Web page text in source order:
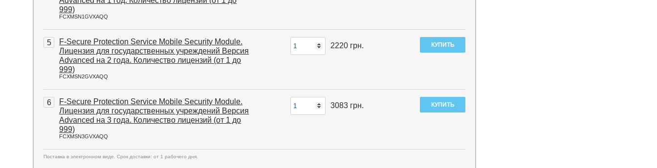
999)
FCXMSN1GVXAQQ
5
F-Secure Protection Service Mobile Security Module.
Лицензия для государственных учреждений Версия
Advanced на 2 года. Количество лицензий (от 1 до
999)
FCXMSN2GVXAQQ
2220грн.
6
F-Secure Protection Service Mobile Security Module.
Лицензия для государственных учреждений Версия
Advanced на 3 года. Количество лицензий (от 1 до
999)
FCXMSN3GVXAQQ
3083грн.
Поставка в электронном виде. Срок доставки: от 1 рабочего дня.